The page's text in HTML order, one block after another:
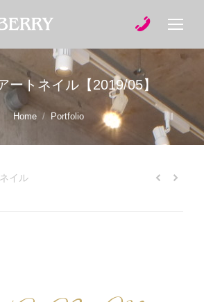
ートネイル【2019/05】
Home Portfolio
イル